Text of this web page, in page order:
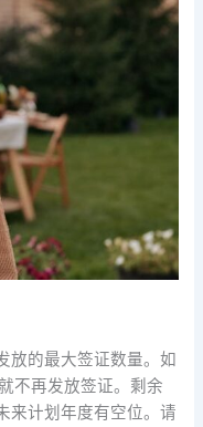
放的最大签证数量。如
不再发放签证。剩余
来计划年度有空位。请